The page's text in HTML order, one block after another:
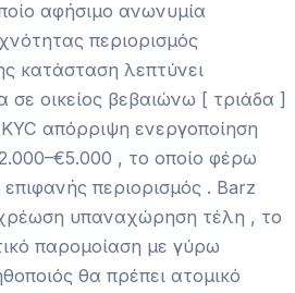
αφήσιμο ανωνυμία
περιορισμός
κατάσταση λεπτύνει
σε οικείος βεβαιώνω [ τριάδα ]
απόρριψη ενεργοποίηση
, το οποίο φέρω
περιορισμός . Barz
υπαναχώρηση τέλη , το
παρομοίαση με γύρω
θα πρέπει ατομικό